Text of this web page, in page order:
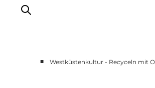
■ Westküstenkultur - Recyceln mit